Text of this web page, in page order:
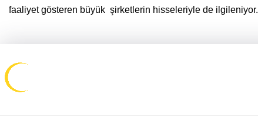
faaliyet gösteren büyük şirketlerin hisseleriyle de ilgileniyor.